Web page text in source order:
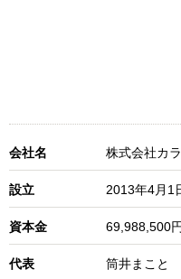
会社名 株式会社カ
設立 2013年4月1
資本金 69,988,500円
代表 筒井まこと